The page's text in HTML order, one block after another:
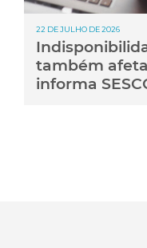
22 DE JULHO DE 2026
também
informa